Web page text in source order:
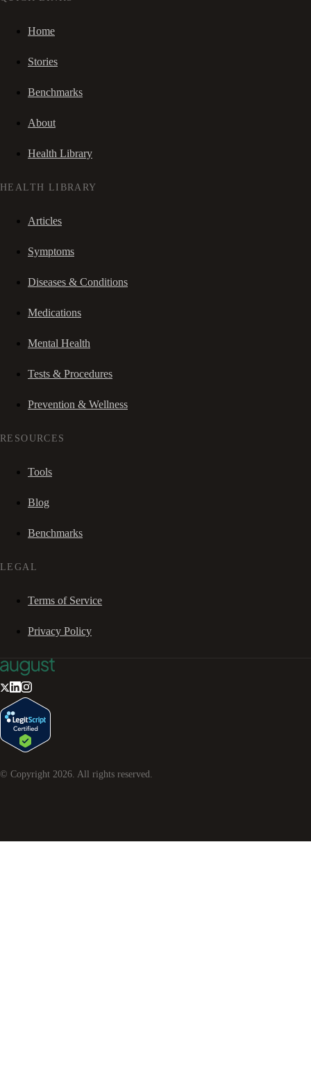
Home
Stories
Benchmarks
About
Health Library
HEALTH LIBRARY
Articles
Symptoms
Diseases & Conditions
Medications
Mental Health
Tests & Procedures
Prevention & Wellness
RESOURCES
Tools
Blog
Benchmarks
LEGAL
Terms of Service
Privacy Policy
© Copyright 2026. All rights reserved.